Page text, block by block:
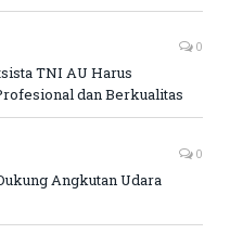
0
TNI AU Harus
dan Berkualitas
0
Angkutan Udara